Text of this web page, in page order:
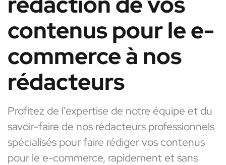
contenus pour le e-
commerce à nos
rédacteurs
Profitez de l'expertise de notre équipe et du
savoir-faire de nos rédacteurs professionnels
spécialisés pour faire rédiger vos contenus
pour le e-commerce, rapidement et sans